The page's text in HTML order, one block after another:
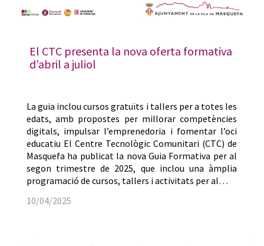
El CTC presenta la nova oferta formativa
d’abril a juliol
La guia inclou cursos gratuïts i tallers per a totes les
edats, amb propostes per millorar competències
digitals, impulsar l’emprenedoria i fomentar l’oci
educatiu El Centre Tecnològic Comunitari (CTC) de
Masquefa ha publicat la nova Guia Formativa per al
segon trimestre de 2025, que inclou una àmplia
programació de cursos, tallers i activitats per al…
10/04/2025